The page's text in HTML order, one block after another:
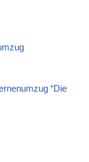
“Die